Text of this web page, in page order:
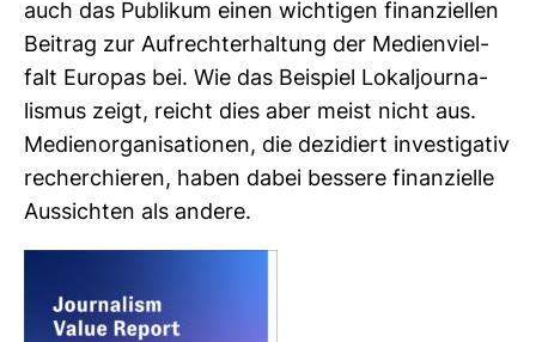
auch das Publikum einen wich­tigen finan­zi­ellen
Bei­trag zur Auf­recht­erhal­tung der Medi­en­viel­
falt Europas bei. Wie das Bei­spiel Lokal­jour­na­
lismus zeigt, reicht dies aber meist nicht aus.
Medi­en­or­ga­ni­sa­tionen, die dezi­diert inves­ti­gativ
recher­chieren, haben dabei bes­sere finan­zi­elle
Aus­sichten als andere.